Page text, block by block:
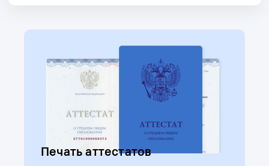
Партнеры
Печать аттестатов